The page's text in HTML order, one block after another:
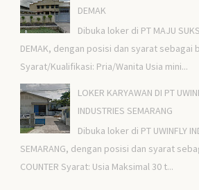
DEMAK
Dibuka loker di PT MAJU
DEMAK, dengan posisi dan syarat sebagai
Syarat/Kualifikasi: Pria/Wanita Usia mini...
LOKER KARYAWAN DI PT
INDUSTRIES SEMARANG
Dibuka loker di PT UWINFLY
SEMARANG, dengan posisi dan syarat
COUNTER Syarat: Usia Maksimal 30 t...